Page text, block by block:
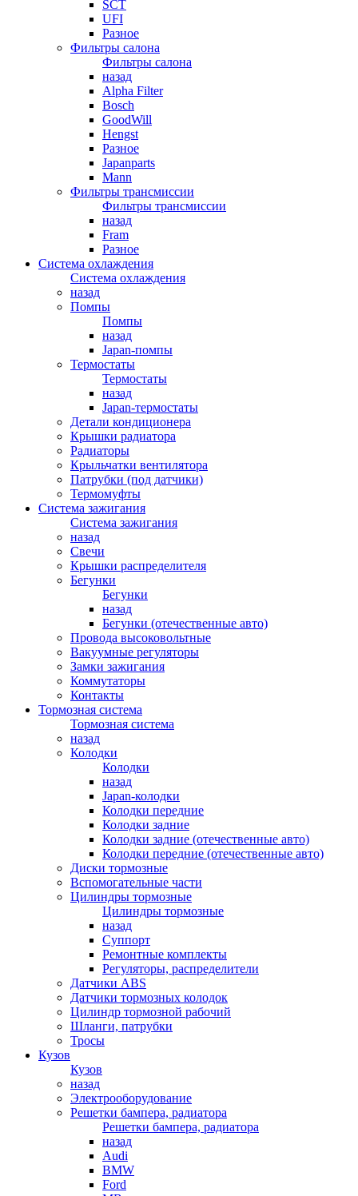
SCT
UFI
Разное
Фильтры салона
Фильтры салона
назад
Alpha Filter
Bosch
GoodWill
Hengst
Разное
Japanparts
Mann
Фильтры трансмиссии
Фильтры трансмиссии
назад
Fram
Разное
Система охлаждения
Система охлаждения
назад
Помпы
Помпы
назад
Japan-помпы
Термостаты
Термостаты
назад
Japan-термостаты
Детали кондиционера
Крышки радиатора
Радиаторы
Крыльчатки вентилятора
Патрубки (под датчики)
Термомуфты
Система зажигания
Система зажигания
назад
Свечи
Крышки распределителя
Бегунки
Бегунки
назад
Бегунки (отечественные авто)
Провода высоковольтные
Вакуумные регуляторы
Замки зажигания
Коммутаторы
Контакты
Тормозная система
Тормозная система
назад
Колодки
Колодки
назад
Japan-колодки
Колодки передние
Колодки задние
Колодки задние (отечественные авто)
Колодки передние (отечественные авто)
Диски тормозные
Вспомогательные части
Цилиндры тормозные
Цилиндры тормозные
назад
Суппорт
Ремонтные комплекты
Регуляторы, распределители
Датчики ABS
Датчики тормозных колодок
Цилиндр тормозной рабочий
Шланги, патрубки
Тросы
Кузов
Кузов
назад
Электрооборудование
Решетки бампера, радиатора
Решетки бампера, радиатора
назад
Audi
BMW
Ford